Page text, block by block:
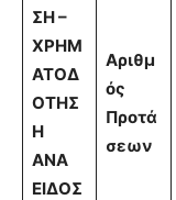
ΣΗ –
ΧΡΗΜ
ΑΤΟΔ
ΟΤΗΣ
Η
ΑΝΑ
ΕΙΔΟΣ
Αριθμ
ός
Προτά
σεων